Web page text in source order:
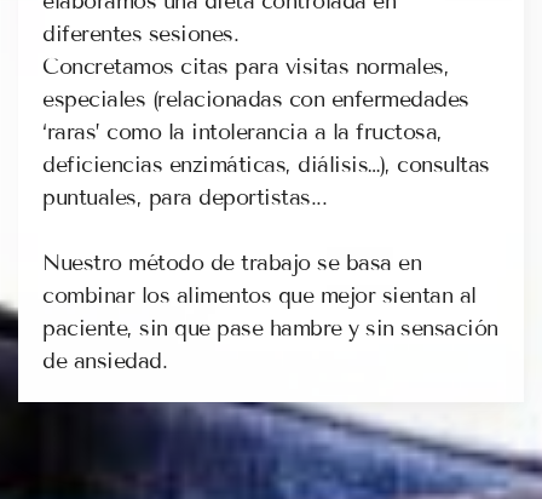
diferentes sesiones.
Concretamos citas para visitas normales,
especiales (relacionadas con enfermedades
‘raras’ como la intolerancia a la fructosa,
deficiencias enzimáticas, diálisis…), consultas
puntuales, para deportistas...
Nuestro método de trabajo se basa en
combinar los alimentos que mejor sientan al
paciente, sin que pase hambre y sin sensación
de ansiedad.